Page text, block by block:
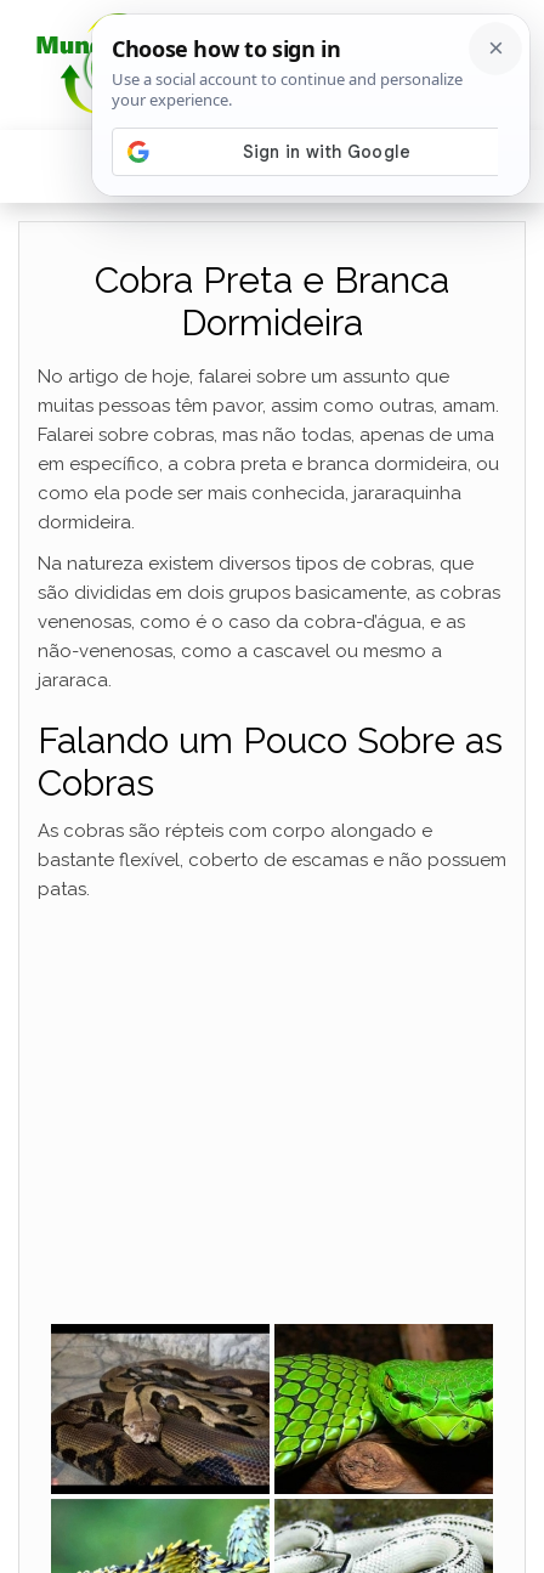
Cobra Preta e Branca
Dormideira
No artigo de hoje, falarei sobre um assunto que
muitas pessoas têm pavor, assim como outras, amam.
Falarei sobre cobras, mas não todas, apenas de uma
em específico, a cobra preta e branca dormideira, ou
como ela pode ser mais conhecida, jararaquinha
dormideira.
Na natureza existem diversos tipos de cobras, que
são divididas em dois grupos basicamente, as cobras
venenosas, como é o caso da cobra-d’água, e as
não-venenosas, como a cascavel ou mesmo a
jararaca.
Falando um Pouco Sobre as
Cobras
As cobras são répteis com corpo alongado e
bastante flexível, coberto de escamas e não possuem
patas.